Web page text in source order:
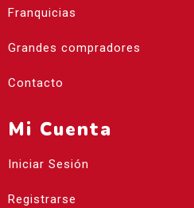
Franquicias
Grandes compradores
Contacto
Mi Cuenta
Iniciar Sesión
Registrarse